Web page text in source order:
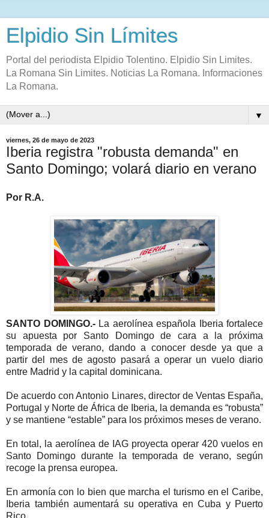
Elpidio Sin Límites
Portal del periodista Elpidio Tolentino. Elpidio Sin Limites.
La Romana Sin Limites. Noticias La Romana. Informaciones
La Romana.
▼
viernes, 26 de mayo de 2023
Iberia registra "robusta demanda" en
Santo Domingo; volará diario en verano
Por R.A.
SANTO DOMINGO.- La aerolínea española Iberia fortalece
su apuesta por Santo Domingo de cara a la próxima
temporada de verano, dando a conocer desde ya que a
partir del mes de agosto pasará a operar un vuelo diario
entre Madrid y la capital dominicana.
De acuerdo con Antonio Linares, director de Ventas España,
Portugal y Norte de África de Iberia, la demanda es “robusta”
y se mantiene “estable” para los próximos meses de verano.
En total, la aerolínea de IAG proyecta operar 420 vuelos en
Santo Domingo durante la temporada de verano, según
recoge la prensa europea.
En armonía con lo bien que marcha el turismo en el Caribe,
Iberia también aumentará su operativa en Cuba y Puerto
Rico.